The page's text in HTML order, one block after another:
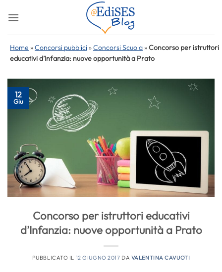
Home »Concorsi pubblici »Concorsi Scuola »Concorso per istruttori
educativi d’Infanzia: nuove opportunità a Prato
12
Giu
Concorso per istruttori educativi
d’Infanzia: nuove opportunità a Prato
PUBBLICATO IL 12 GIUGNO 2017 DA VALENTINA CAVUOTI